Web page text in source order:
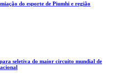
do esporte de Piumhi e região
seletiva do maior circuito mundial de